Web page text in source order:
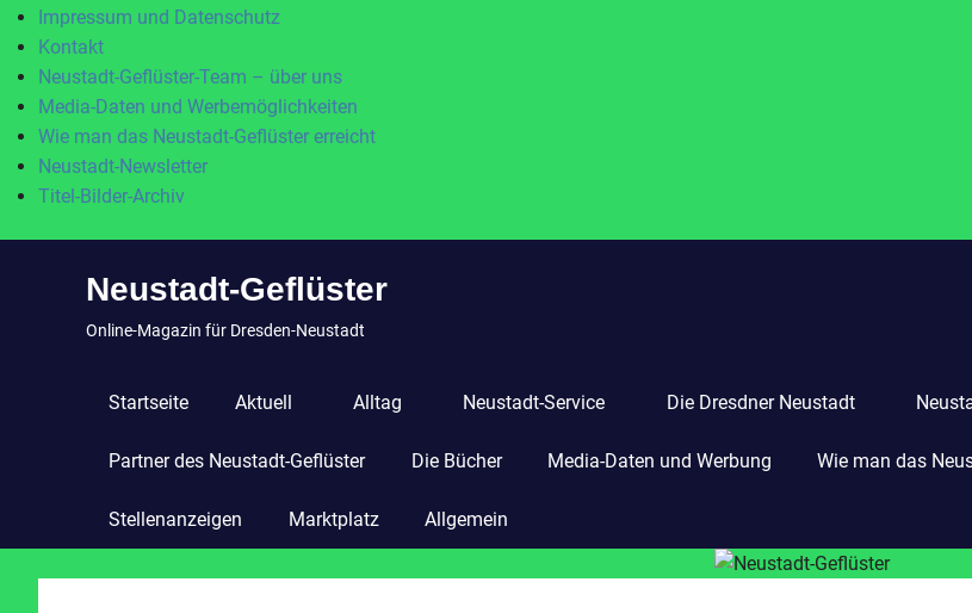
Impressum und Datenschutz
Kontakt
Neustadt-Geflüster-Team – über uns
Media-Daten und Werbemöglichkeiten
Wie man das Neustadt-Geflüster erreicht
Neustadt-Newsletter
Titel-Bilder-Archiv
Neustadt-Geflüster
Online-Magazin für Dresden-Neustadt
Startseite Aktuell Alltag Neustadt-Service Die Dresdner Neustadt
Partner des Neustadt-Geflüster Die Bücher Media-Daten und Werbung Wie man das
Stellenanzeigen Marktplatz Allgemein